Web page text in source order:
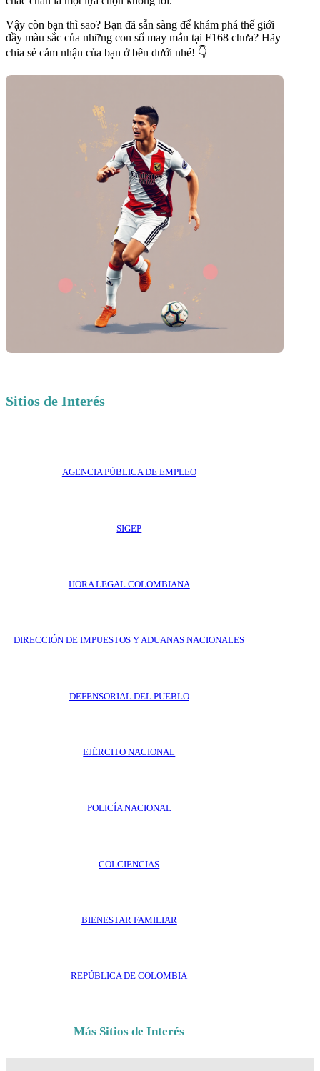
Vậy còn bạn thì sao? Bạn đã sẵn sàng để khám phá thế giới
đầy màu sắc của những con số may mắn tại F168 chưa? Hãy
chia sẻ cảm nhận của bạn ở bên dưới nhé! 👇
Sitios de Interés
AGENCIA PÚBLICA DE EMPLEO
SIGEP
HORA LEGAL COLOMBIANA
DIRECCIÓN DE IMPUESTOS Y ADUANAS NACIONALES
DEFENSORIAL DEL PUEBLO
EJÉRCITO NACIONAL
POLICÍA NACIONAL
COLCIENCIAS
BIENESTAR FAMILIAR
REPÚBLICA DE COLOMBIA
Más Sitios de Interés